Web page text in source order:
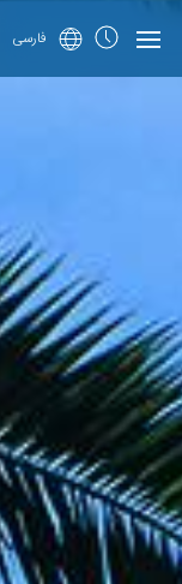
فارسی